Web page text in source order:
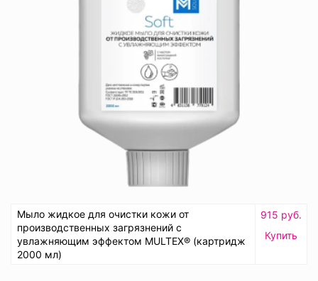
Мыло жидкое для очистки кожи от
производственных загрязнений с
увлажняющим эффектом MULTEX® (картридж
2000 мл)
915 руб.
Купить